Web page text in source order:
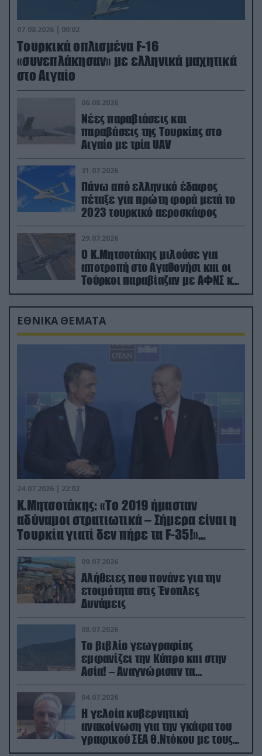
07.08.2026 | 00:02
Τουρκικά οπλισμένα F-16
«συνεπλάκησαν» με ελληνικά μαχητικά
στο Αιγαίο
06.08.2026
Νέες παραβιάσεις και
παραβάσεις της Τουρκίας στο
Αιγαίο με τρία UAV
31.07.2026
Πάνω από ελληνικό έδαφος
πέταξε για πρώτη φορά μετά το
2023 τουρκικό αεροσκάφος
29.07.2026
Ο Κ.Μητσοτάκης μιλούσε για
αποτροπή στο Αγαθονήσι και οι
Τούρκοι παραβίαζαν με ΑΦΝΣ και
drone
ΕΘΝΙΚΑ ΘΕΜΑΤΑ
24.07.2026 | 22:02
Κ.Μητσοτάκης: «Το 2019 ήμασταν
αδύναμοι στρατιωτικά – Σήμερα είναι η
Τουρκία γιατί δεν πήρε τα F-35!»
(βίντεο)
09.07.2026
Αλήθειες που πονάνε για την
ετοιμότητα στις Ένοπλες
Δυνάμεις
08.07.2026
Το βιβλίο γεωγραφίας
εμφανίζει την Κύπρο και στην
Ασία! – Αναγνώρισαν τα
κατεχόμενα; (φωτο)
04.07.2026
Η γελοία κυβερνητική
ανακοίνωση για την γκάφα του
γραφικού ΣΕΑ Θ.Ντόκου με τους
Ρώσους φαρσέρ